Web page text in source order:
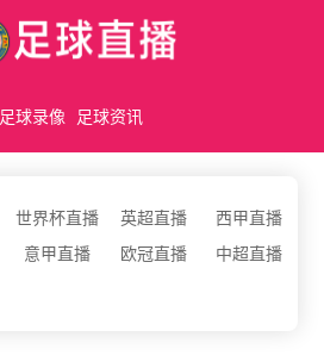
足球录像 足球资讯
世界杯直播 英超直播
西甲直播
意甲直播 欧冠直播
中超直播